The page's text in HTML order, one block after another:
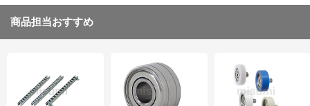
商品担当おすすめ